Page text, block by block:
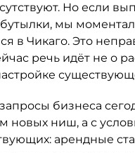
Но если
мы
в Чикаго. Это
речь идёт не о
бизнеса
новых ниш, а с
арендные